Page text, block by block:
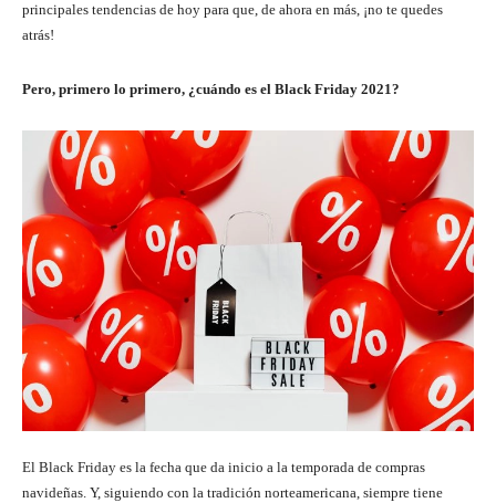
principales tendencias de hoy para que, de ahora en más, ¡no te quedes
atrás!
Pero, primero lo primero, ¿cuándo es el Black Friday 2021?
El Black Friday es la fecha que da inicio a la temporada de compras
navideñas. Y, siguiendo con la tradición norteamericana, siempre tiene